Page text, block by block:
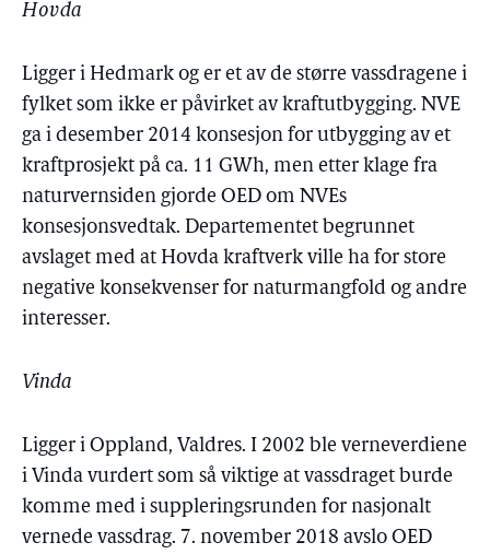
Hovda
Ligger i Hedmark og er et av de større vassdragene i
fylket som ikke er påvirket av kraftutbygging. NVE
ga i desember 2014 konsesjon for utbygging av et
kraftprosjekt på ca. 11 GWh, men etter klage fra
naturvernsiden gjorde OED om NVEs
konsesjonsvedtak. Departementet begrunnet
avslaget med at Hovda kraftverk ville ha for store
negative konsekvenser for naturmangfold og andre
interesser.
Vinda
Ligger i Oppland, Valdres. I 2002 ble verneverdiene
i Vinda vurdert som så viktige at vassdraget burde
komme med i suppleringsrunden for nasjonalt
vernede vassdrag. 7. november 2018 avslo OED